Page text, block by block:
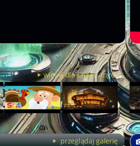
więcej dla Chaos Angels
przeglądaj galerię